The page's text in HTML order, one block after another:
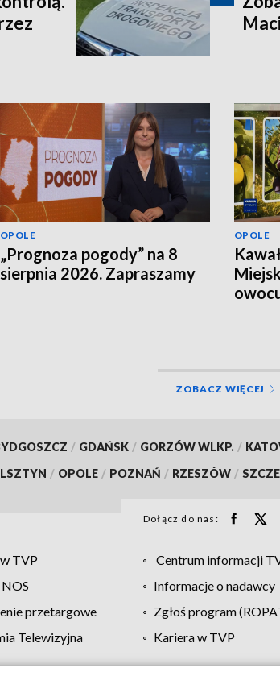
OPOLE
„Prognoza pogody” na 8
sierpnia 2026. Zapraszamy
OPOLE
ZOBACZ WIĘCEJ
/ GDAŃSK / GORZÓW WLKP. /
/ OPOLE / POZNAŃ / RZESZÓW /
Dołącz do nas:
TVP Centrum informacji
Informacje o nadawcy
przetargowe Zgłoś program
Telewizyjna Kariera w TVP